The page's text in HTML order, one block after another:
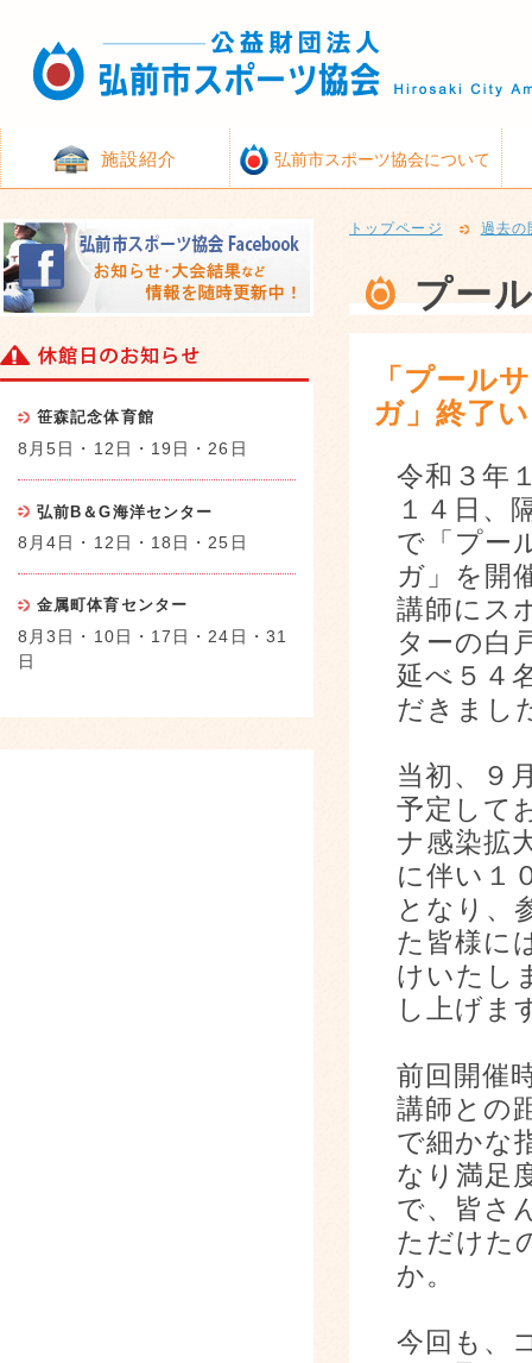
施設紹介 弘前市スポーツ協会について
トップページ 過去の
プー
「プール
ガ」終了
令和３年
１４日、
で「プー
ガ」を開
講師にス
ターの白
延べ５４
だきまし
当初、９
予定して
ナ感染拡
に伴い１
となり、
た皆様に
けいたし
し上げま
前回開催
講師との
で細かな
なり満足
で、皆さ
ただけた
か。
今回も、
笹森記念体育館
8月5日・12日・19日・26日
弘前B＆G海洋センター
8月4日・12日・18日・25日
金属町体育センター
8月3日・10日・17日・24日・31
日